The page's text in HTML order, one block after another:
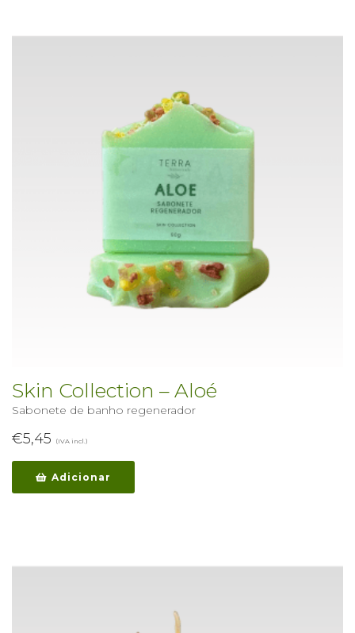
Skin Collection – Aloé
Sabonete de banho regenerador
€5,45 (IVA incl.)
Adicionar